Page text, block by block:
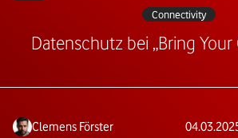
Connectivity
Datenschutz bei „Bring Your
Clemens Förster